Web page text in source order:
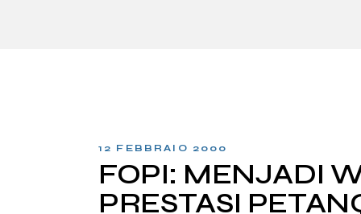
12 FEBBRAIO 2000
FOPI: MENJADI
PRESTASI